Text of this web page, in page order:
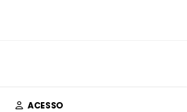
ACESSO